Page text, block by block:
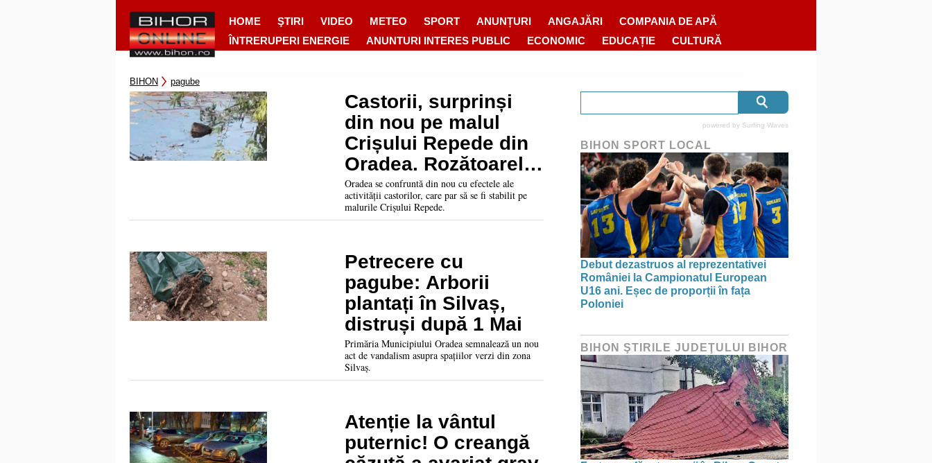
HOME ŞTIRI VIDEO METEO SPORT ANUNȚURI ANGAJĂRI
COMPANIA DE APĂ
ÎNTRERUPERI ENERGIE
ANUNTURI INTERES PUBLIC ECONOMIC EDUCAȚIE CULTURĂ
BIHON pagube
Castorii, surprinși
din nou pe malul
Crișului Repede din
Oradea. Rozătoarele
au produs deja
pagube
Oradea se confruntă din nou cu efectele ale
activității castorilor, care par să se fi stabilit pe
malurile Crișului Repede.
Petrecere cu
pagube: Arborii
plantați în Silvaș,
distruși după 1 Mai
Primăria Municipiului Oradea semnalează un nou
act de vandalism asupra spațiilor verzi din zona
Silvaș.
Atenție la vântul
puternic! O creangă
powered by Surfing Waves
BIHON SPORT LOCAL
Debut dezastruos al reprezentativei
României la Campionatul European
U16 ani. Eșec de proporții în fața
Poloniei
BIHON ŞTIRILE JUDEŢULUI BIHOR